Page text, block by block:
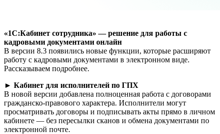
«1С:Кабинет сотрудника» — решение для работы с
кадровыми документами онлайн
В версии 8.3 появились новые функции, которые расширяют
работу с кадровыми документами в электронном виде.
Рассказываем подробнее.
► Кабинет для исполнителей по ГПХ
В новой версии добавлена полноценная работа с договорами
гражданско-правового характера. Исполнители могут
просматривать договоры и подписывать акты прямо в личном
кабинете — без пересылки сканов и обмена документами по
электронной почте.